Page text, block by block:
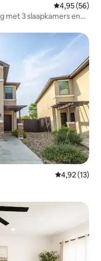
Gemiddelde
4,95 (56)
met 3 slaapkamers en
Gemiddelde
4,92 (13)